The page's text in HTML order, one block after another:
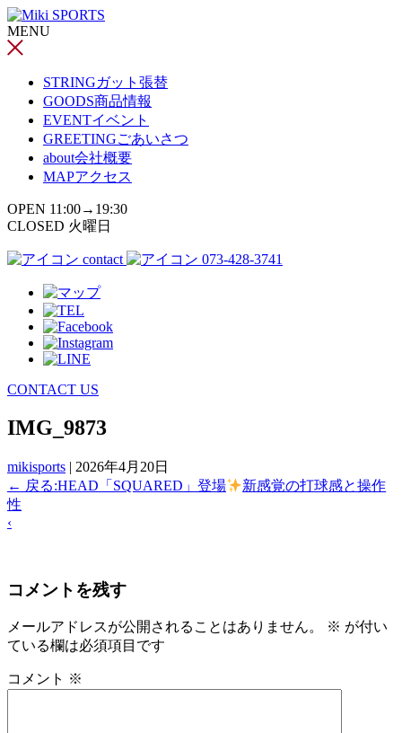
コ
ン
テ
MENU
STRINGガット張替
GOODS商品情報
EVENTイベント
GREETINGごあいさつ
about会社概要
MAPアクセス
OPEN 11:00→19:30
CLOSED 火曜日
contact 073-428-3741
CONTACT US
IMG_9873
mikisports | 2026年4月20日
← 戻る:HEAD「SQUARED」登場
新感覚の打球感と操作
性
‹
コメントを残す
メールアドレスが公開されることはありません。 ※ が付い
ている欄は必須項目です
コメント ※